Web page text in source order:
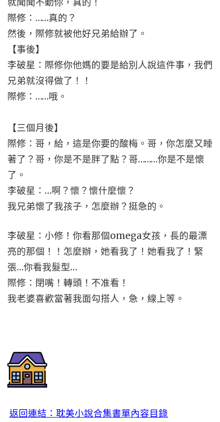
際修：……真的？
然後，際修就被他好兄弟給辦了。
【事後】
李破星：際修你他媽的要是給別人說這件事，我們
兄弟就沒得做了！！
際修：……哦。
【三個月後】
際修：哥，給，這是你要的酸梅。哥，你怎麼又睡
著了？哥，你是不是胖了點？哥………你是不是懷
了。
李破星：…啊？懷？懷什麼懷？
我兄弟懷了我孩子，怎麼辦？挺急的。
李破星：小修！你看那個omega女孩，長的最漂
亮的那個！！怎麼辦，她看我了！她看我了！緊
張…你看我髮型…
際修：閉嘴！轉頭！不准看！
我老婆喜歡當著我面勾搭人，急，線上等。
返回連結：耽美小說合集書單內容目錄